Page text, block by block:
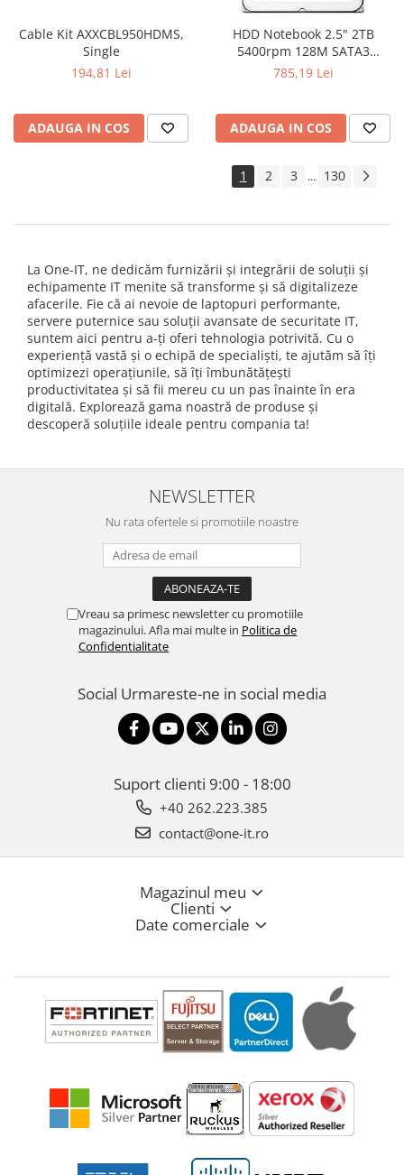
Cable Kit AXXCBL950HDMS,
Single
194,81 Lei
ADAUGA IN COS
HDD Notebook 2.5" 2TB
5400rpm 128M SATA3
SEAGATE
785,19 Lei
ADAUGA IN COS
1 2 3 ... 130
La One-IT, ne dedicăm furnizării și integrării de soluții și
echipamente IT menite să transforme și să digitalizeze
afacerile. Fie că ai nevoie de laptopuri performante,
servere puternice sau soluții avansate de securitate IT,
suntem aici pentru a-ți oferi tehnologia potrivită. Cu o
experiență vastă și o echipă de specialiști, te ajutăm să îți
optimizezi operațiunile, să îți îmbunătățești
productivitatea și să fii mereu cu un pas înainte în era
digitală. Explorează gama noastră de produse și
descoperă soluțiile ideale pentru compania ta!
NEWSLETTER
Nu rata ofertele si promotiile noastre
Vreau sa primesc newsletter cu promotiile
magazinului. Afla mai multe in Politica de
Confidentialitate
Social Urmareste-ne in social media
Suport clienti 9:00 - 18:00
+40 262.223.385
contact@one-it.ro
Magazinul meu
Clienti
Date comerciale